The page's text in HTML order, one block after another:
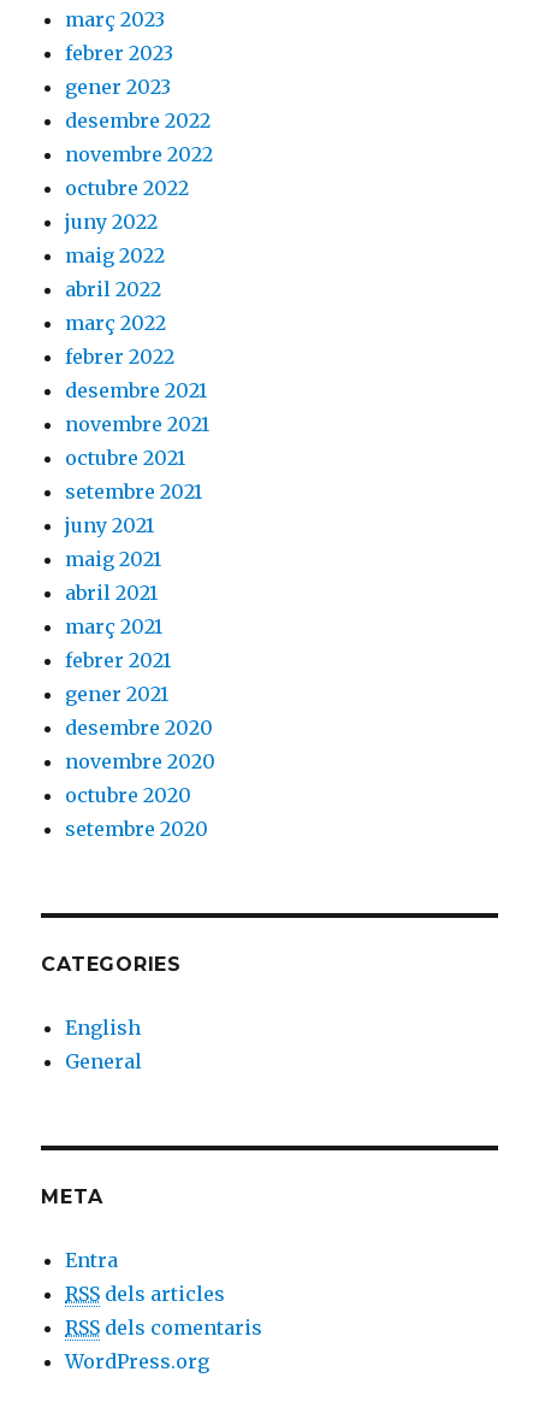
març 2023
febrer 2023
gener 2023
desembre 2022
novembre 2022
octubre 2022
juny 2022
maig 2022
abril 2022
març 2022
febrer 2022
desembre 2021
novembre 2021
octubre 2021
setembre 2021
juny 2021
maig 2021
abril 2021
març 2021
febrer 2021
gener 2021
desembre 2020
novembre 2020
octubre 2020
setembre 2020
CATEGORIES
English
General
META
Entra
RSS dels articles
RSS dels comentaris
WordPress.org